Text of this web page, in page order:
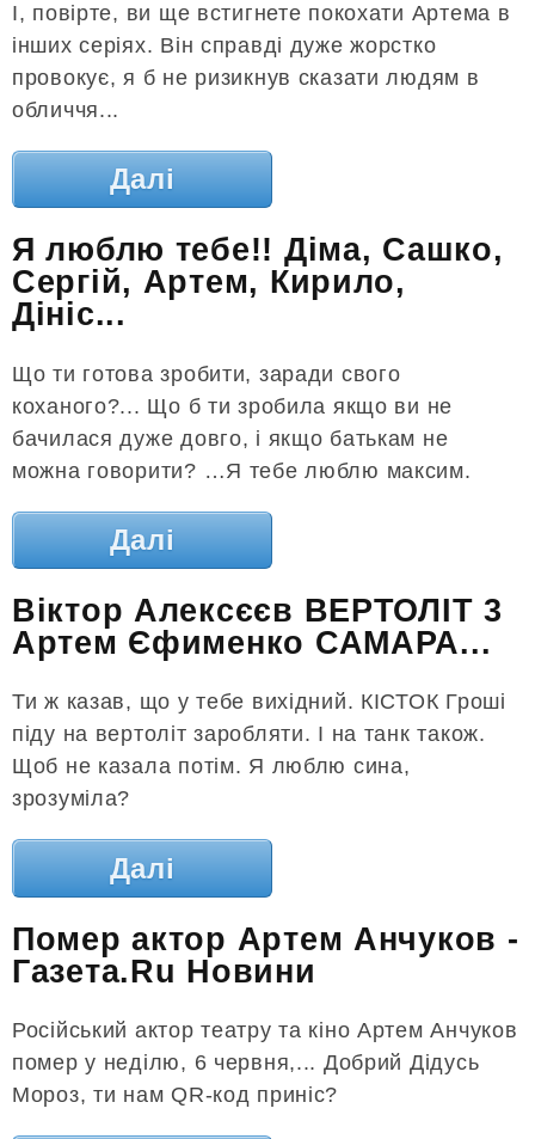
І, повірте, ви ще встигнете покохати Артема в
інших серіях. Він справді дуже жорстко
провокує, я б не ризикнув сказати людям в
обличчя...
Далі
Я люблю тебе!! Діма, Сашко,
Сергій, Артем, Кирило,
Дініс...
Що ти готова зробити, заради свого
коханого?... Що б ти зробила якщо ви не
бачилася дуже довго, і якщо батькам не
можна говорити? …Я тебе люблю максим.
Далі
Віктор Алексєєв ВЕРТОЛІТ 3
Артем Єфименко САМАРА...
Ти ж казав, що у тебе вихідний. КІСТОК Гроші
піду на вертоліт заробляти. І на танк також.
Щоб не казала потім. Я люблю сина,
зрозуміла?
Далі
Помер актор Артем Анчуков -
Газета.Ru Новини
Російський актор театру та кіно Артем Анчуков
помер у неділю, 6 червня,... Добрий Дідусь
Мороз, ти нам QR-код приніс?